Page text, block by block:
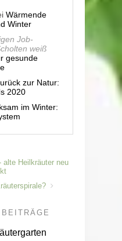
Wärmende
Winter
Job-
weiß
gesunde
zur Natur:
2020
im Winter:
alte Heilkräuter neu